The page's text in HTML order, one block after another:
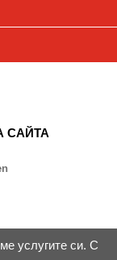
САЙТА
услугите си. С